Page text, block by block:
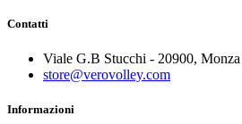
Contatti
Viale G.B Stucchi - 20900,
store@verovolley.com
Informazioni